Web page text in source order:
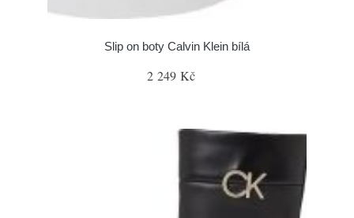
Slip on boty Calvin Klein bílá
2 249 Kč